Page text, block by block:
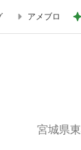
アメブロ
宮城県